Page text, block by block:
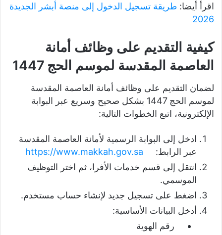
اقرأ أيضا: طريقة تسجيل الدخول إلى منصة أبشر الجديدة
2026
كيفية التقديم على وظائف أمانة
العاصمة المقدسة لموسم الحج 1447
لضمان التقديم على وظائف أمانة العاصمة المقدسة
لموسم الحج 1447 بشكل صحيح وسريع عبر البوابة
الإلكترونية، اتبع الخطوات التالية:
ادخل إلى البوابة الرسمية لأمانة العاصمة المقدسة
عبر الرابط: https://www.makkah.gov.sa
انتقل إلى قسم خدمات الأفرا، ثم اختر التوظيف
الموسمي.
اضغط على تسجيل جديد لإنشاء حساب مستخدم.
أدخل البيانات الأساسية:
رقم الهوية